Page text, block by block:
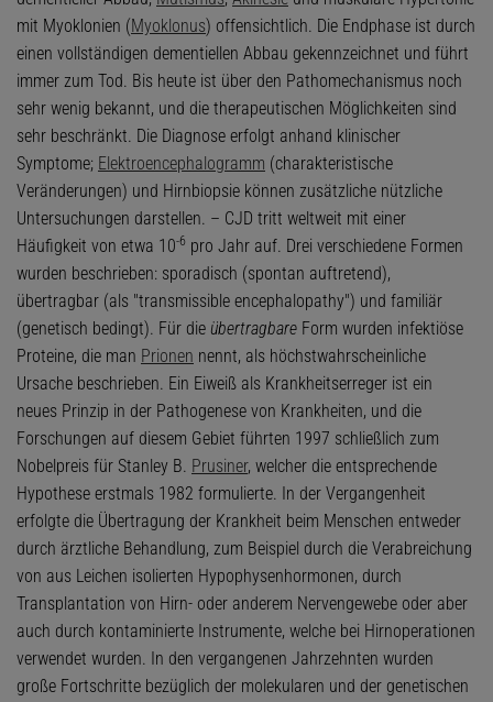
mit Myoklonien (Myoklonus) offensichtlich. Die Endphase ist durch
einen vollständigen dementiellen Abbau gekennzeichnet und führt
immer zum Tod. Bis heute ist über den Pathomechanismus noch
sehr wenig bekannt, und die therapeutischen Möglichkeiten sind
sehr beschränkt. Die Diagnose erfolgt anhand klinischer
Symptome; Elektroencephalogramm (charakteristische
Veränderungen) und Hirnbiopsie können zusätzliche nützliche
Untersuchungen darstellen. – CJD tritt weltweit mit einer
Häufigkeit von etwa 10-6 pro Jahr auf. Drei verschiedene Formen
wurden beschrieben: sporadisch (spontan auftretend),
übertragbar (als "transmissible encephalopathy") und familiär
(genetisch bedingt). Für die übertragbare Form wurden infektiöse
Proteine, die man Prionen nennt, als höchstwahrscheinliche
Ursache beschrieben. Ein Eiweiß als Krankheitserreger ist ein
neues Prinzip in der Pathogenese von Krankheiten, und die
Forschungen auf diesem Gebiet führten 1997 schließlich zum
Nobelpreis für Stanley B. Prusiner, welcher die entsprechende
Hypothese erstmals 1982 formulierte. In der Vergangenheit
erfolgte die Übertragung der Krankheit beim Menschen entweder
durch ärztliche Behandlung, zum Beispiel durch die Verabreichung
von aus Leichen isolierten Hypophysenhormonen, durch
Transplantation von Hirn- oder anderem Nervengewebe oder aber
auch durch kontaminierte Instrumente, welche bei Hirnoperationen
verwendet wurden. In den vergangenen Jahrzehnten wurden
große Fortschritte bezüglich der molekularen und der genetischen